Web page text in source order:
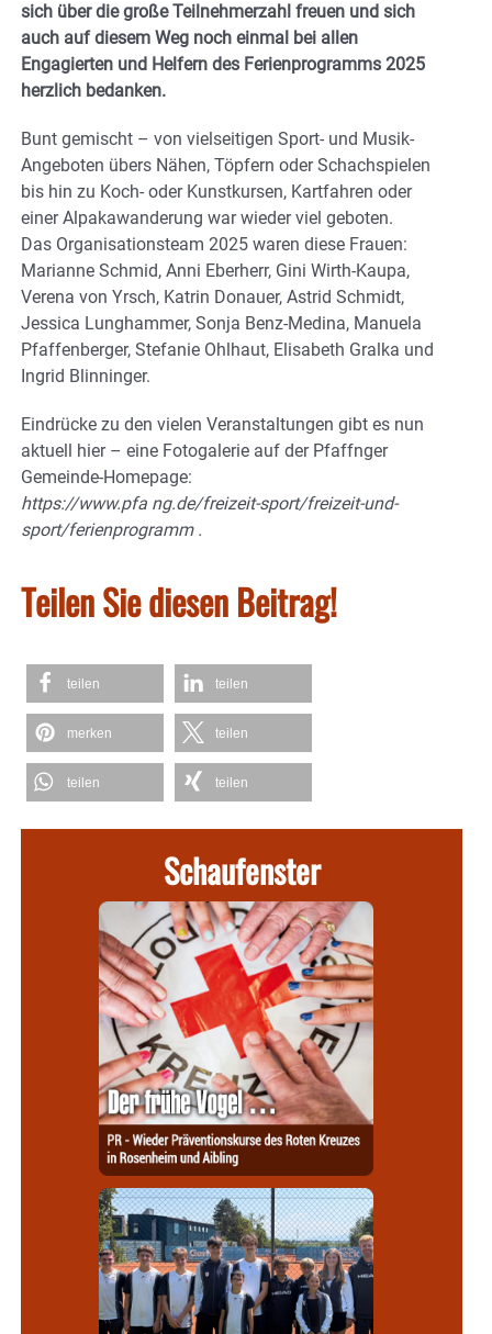
sich über die große Teilnehmerzahl freuen und sich
auch auf diesem Weg noch einmal bei allen
Engagierten und Helfern des Ferienprogramms 2025
herzlich bedanken.
Bunt gemischt – von vielseitigen Sport- und Musik-
Angeboten übers Nähen, Töpfern oder Schachspielen
bis hin zu Koch- oder Kunstkursen, Kartfahren oder
einer Alpakawanderung war wieder viel geboten.
Das Organisationsteam 2025 waren diese Frauen:
Marianne Schmid, Anni Eberherr, Gini Wirth-Kaupa,
Verena von Yrsch, Katrin Donauer, Astrid Schmidt,
Jessica Lunghammer, Sonja Benz-Medina, Manuela
Pfaffenberger, Stefanie Ohlhaut, Elisabeth Gralka und
Ingrid Blinninger.
Eindrücke zu den vielen Veranstaltungen gibt es nun
aktuell hier – eine Fotogalerie auf der Pfaffnger
Gemeinde-Homepage:
https://www.pfa ng.de/freizeit-sport/freizeit-und-
sport/ferienprogramm .
Teilen Sie diesen Beitrag!
teilen teilen
merken teilen
teilen teilen
Schaufenster